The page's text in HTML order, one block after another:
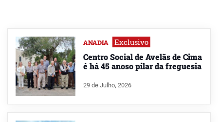
ANADIA Exclusivo
Centro Social de Avelãs de Cima
é há 45 anoso pilar da freguesia
29 de Julho, 2026